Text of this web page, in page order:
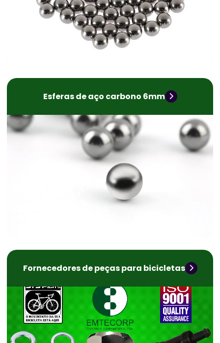
Esferas de aço carbono 6mm
Fornecedores de peças para bicicletas